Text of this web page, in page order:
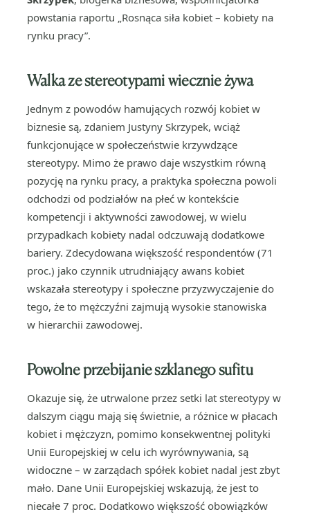
powstania raportu „Rosnąca siła kobiet – kobiety na
rynku pracy”.
Walka ze stereotypami wiecznie żywa
Jednym z powodów hamujących rozwój kobiet w
biznesie są, zdaniem Justyny Skrzypek, wciąż
funkcjonujące w społeczeństwie krzywdzące
stereotypy. Mimo że prawo daje wszystkim równą
pozycję na rynku pracy, a praktyka społeczna powoli
odchodzi od podziałów na płeć w kontekście
kompetencji i aktywności zawodowej, w wielu
przypadkach kobiety nadal odczuwają dodatkowe
bariery. Zdecydowana większość respondentów (71
proc.) jako czynnik utrudniający awans kobiet
wskazała stereotypy i społeczne przyzwyczajenie do
tego, że to mężczyźni zajmują wysokie stanowiska
w hierarchii zawodowej.
Powolne przebijanie szklanego sufitu
Okazuje się, że utrwalone przez setki lat stereotypy w
dalszym ciągu mają się świetnie, a różnice w płacach
kobiet i mężczyzn, pomimo konsekwentnej polityki
Unii Europejskiej w celu ich wyrównywania, są
widoczne – w zarządach spółek kobiet nadal jest zbyt
mało. Dane Unii Europejskiej wskazują, że jest to
niecałe 7 proc. Dodatkowo większość obowiązków